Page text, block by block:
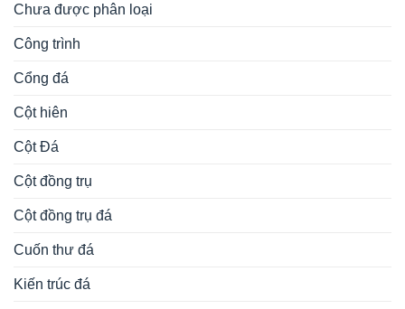
Chưa được phân loại
Công trình
Cổng đá
Cột hiên
Cột Đá
Cột đồng trụ
Cột đồng trụ đá
Cuốn thư đá
Kiến trúc đá